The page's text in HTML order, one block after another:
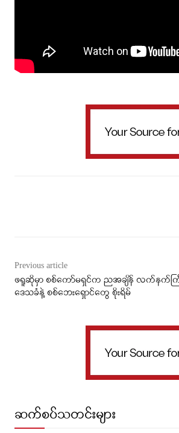
Previous article
ဖရူဆိုမှာ စစ်ကော်မရှင်က ညအချိန် လက်နက်က
ဒေသခံနဲ့ စစ်ဘေးရှောင်တွေ စိုးရိမ်
ဆက်စပ်သတင်းများ